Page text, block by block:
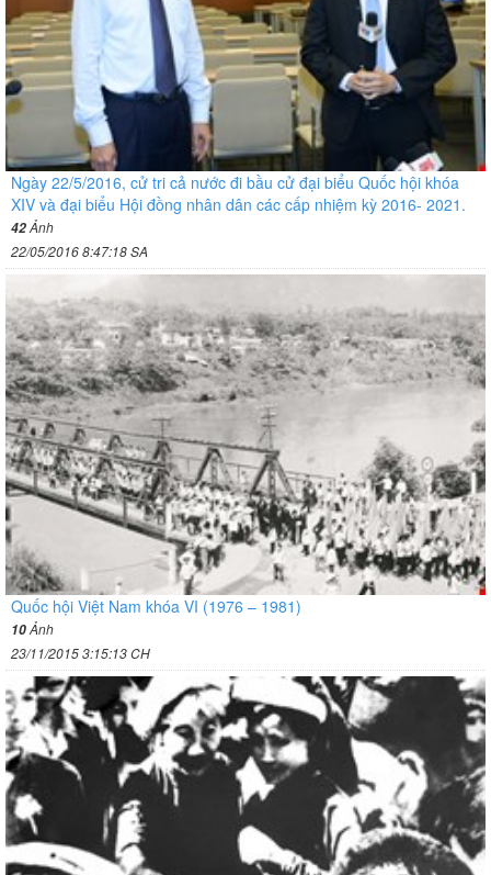
Ngày 22/5/2016, cử tri cả nước đi bầu cử đại biểu Quốc hội khóa
XIV và đại biểu Hội đồng nhân dân các cấp nhiệm kỳ 2016- 2021.
42Ảnh
22/05/2016 8:47:18 SA
Quốc hội Việt Nam khóa VI (1976 – 1981)
10Ảnh
23/11/2015 3:15:13 CH